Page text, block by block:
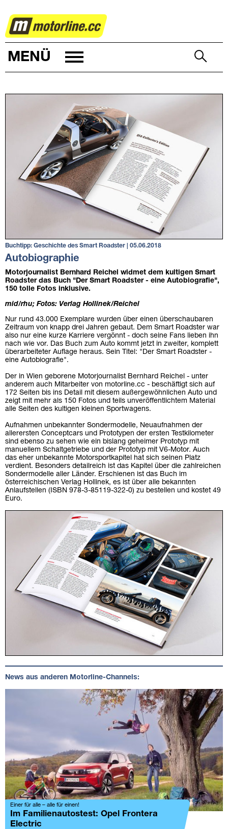
AUTOWELT
MENÜ
Buchtipp: Geschichte des Smart Roadster | 05.06.2018
Autobiographie
Motorjournalist Bernhard Reichel widmet dem kultigen Smart
Roadster das Buch "Der Smart Roadster - eine Autobiografie",
150 tolle Fotos inklusive.
mid/rhu; Fotos: Verlag Hollinek/Reichel
Nur rund 43.000 Exemplare wurden über einen überschaubaren
Zeitraum von knapp drei Jahren gebaut. Dem Smart Roadster war
also nur eine kurze Karriere vergönnt - doch seine Fans lieben ihn
nach wie vor. Das Buch zum Auto kommt jetzt in zweiter, komplett
überarbeiteter Auflage heraus. Sein Titel: "Der Smart Roadster -
eine Autobiografie".
Der in Wien geborene Motorjournalist Bernhard Reichel - unter
anderem auch Mitarbeiter von motorline.cc - beschäftigt sich auf
172 Seiten bis ins Detail mit diesem außergewöhnlichen Auto und
zeigt mit mehr als 150 Fotos und teils unveröffentlichtem Material
alle Seiten des kultigen kleinen Sportwagens.
Aufnahmen unbekannter Sondermodelle, Neuaufnahmen der
allerersten Conceptcars und Prototypen der ersten Testkilometer
sind ebenso zu sehen wie ein bislang geheimer Prototyp mit
manuellem Schaltgetriebe und der Prototyp mit V6-Motor. Auch
das eher unbekannte Motorsportkapitel hat sich seinen Platz
verdient. Besonders detailreich ist das Kapitel über die zahlreichen
Sondermodelle aller Länder. Erschienen ist das Buch im
österreichischen Verlag Hollinek, es ist über alle bekannten
Anlaufstellen (ISBN 978-3-85119-322-0) zu bestellen und kostet 49
Euro.
News aus anderen Motorline-Channels:
Einer für alle – alle für einen!
Im Familienautostest: Opel Frontera
Electric